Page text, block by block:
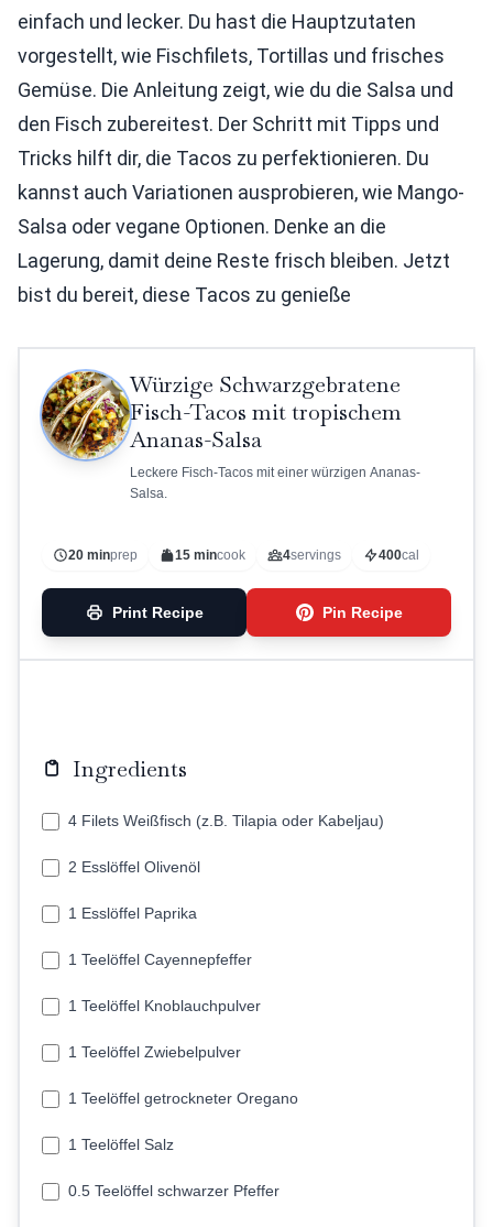
einfach und lecker. Du hast die Hauptzutaten
vorgestellt, wie Fischfilets, Tortillas und frisches
Gemüse. Die Anleitung zeigt, wie du die Salsa und
den Fisch zubereitest. Der Schritt mit Tipps und
Tricks hilft dir, die Tacos zu perfektionieren. Du
kannst auch Variationen ausprobieren, wie Mango-
Salsa oder vegane Optionen. Denke an die
Lagerung, damit deine Reste frisch bleiben. Jetzt
bist du bereit, diese Tacos zu genieße
Würzige Schwarzgebratene
Fisch-Tacos mit tropischem
Ananas-Salsa
Leckere Fisch-Tacos mit einer würzigen Ananas-
Salsa.
20 minprep 15 mincook 4servings 400cal
Print Recipe Pin Recipe
Ingredients
4 Filets Weißfisch (z.B. Tilapia oder Kabeljau)
2 Esslöffel Olivenöl
1 Esslöffel Paprika
1 Teelöffel Cayennepfeffer
1 Teelöffel Knoblauchpulver
1 Teelöffel Zwiebelpulver
1 Teelöffel getrockneter Oregano
1 Teelöffel Salz
0.5 Teelöffel schwarzer Pfeffer